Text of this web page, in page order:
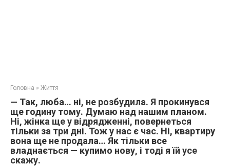
Головна » Життя
— Так, люба… ні, не розбудила. Я прокинувся
ще годину тому. Думаю над нашим планом.
Ні, жінка ще у відрядженні, повернеться
тільки за три дні. Тож у нас є час. Ні, квартиру
вона ще не продала… Як тільки все
владнається — купимо нову, і тоді я їй усе
скажу.